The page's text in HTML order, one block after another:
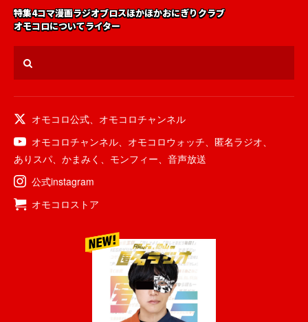
特集4コマ漫画ラジオブロスほかほかおにぎりクラブ
オモコロについてライター
オモコロ公式
オモコロチャンネル
オモコロチャンネル
オモコロウォッチ 匿名ラジオ
ありスパ
かまみく モンフィー
音声放送
公式instagram
オモコロストア